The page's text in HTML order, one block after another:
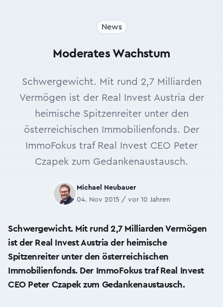
News
Moderates Wachstum
Schwergewicht. Mit rund 2,7 Milliarden
Vermögen ist der Real Invest Austria der
heimische Spitzenreiter unter den
österreichischen Immobilienfonds. Der
ImmoFokus traf Real Invest CEO Peter
Czapek zum Gedankenaustausch.
Michael Neubauer
04. Nov 2015 / vor 10 Jahren
Schwergewicht. Mit rund 2,7 Milliarden Vermögen
ist der Real Invest Austria der heimische
Spitzenreiter unter den österreichischen
Immobilienfonds. Der ImmoFokus traf Real Invest
CEO Peter Czapek zum Gedankenaustausch.